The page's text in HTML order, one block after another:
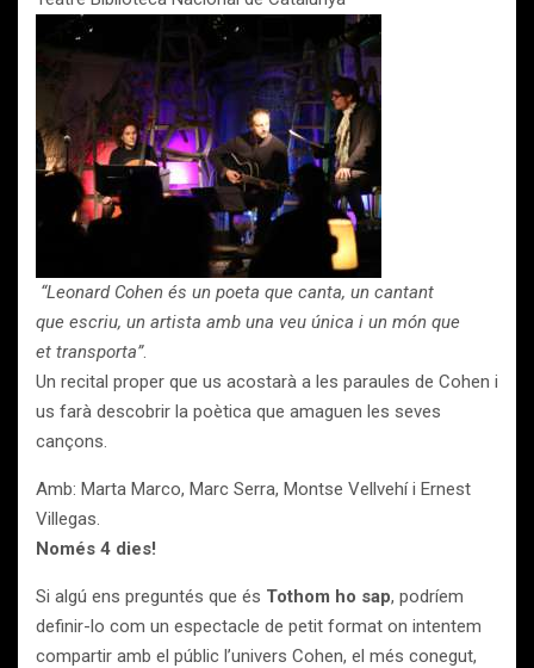
“Leonard Cohen és un poeta que canta, un cantant
que escriu, un artista amb una veu única i un món que
et transporta”.
Un recital proper que us acostarà a les paraules de Cohen i
us farà descobrir la poètica que amaguen les seves
cançons.
Amb: Marta Marco, Marc Serra, Montse Vellvehí i Ernest
Villegas.
Només 4 dies!
Si algú ens preguntés que és Tothom ho sap, podríem
definir-lo com un espectacle de petit format on intentem
compartir amb el públic l’univers Cohen, el més conegut,